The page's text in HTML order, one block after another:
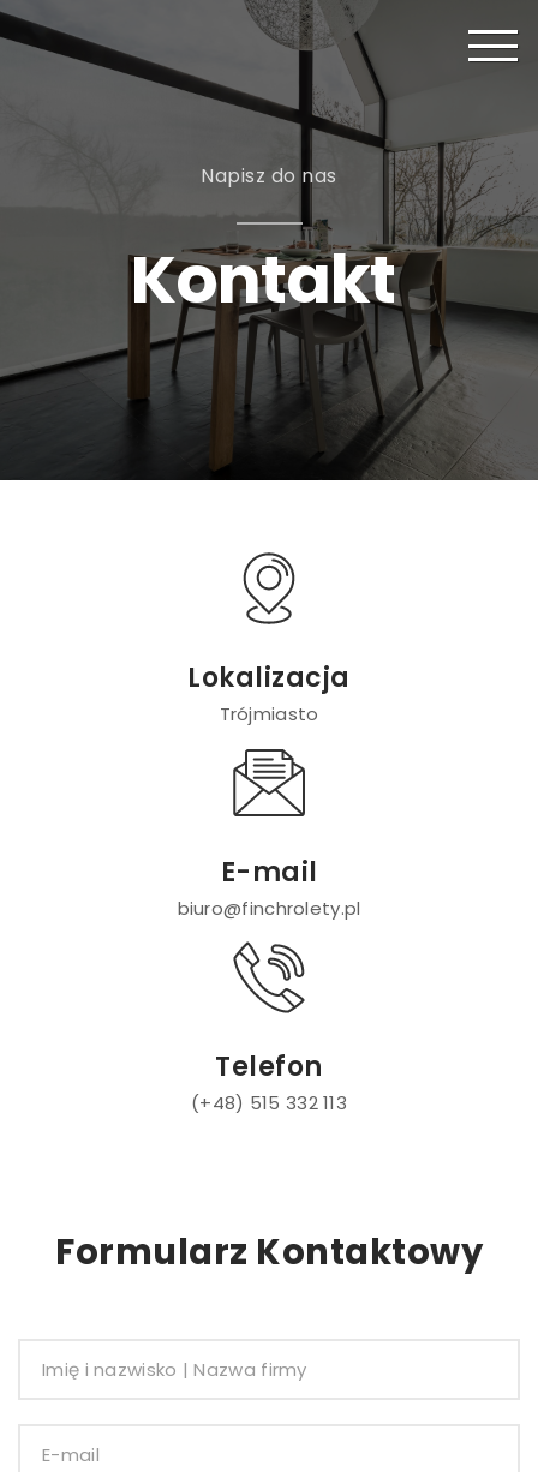
Napisz do nas
Kontakt
Lokalizacja
Trójmiasto
E-mail
biuro@finchrolety.pl
Telefon
(+48) 515 332 113
Formularz Kontaktowy